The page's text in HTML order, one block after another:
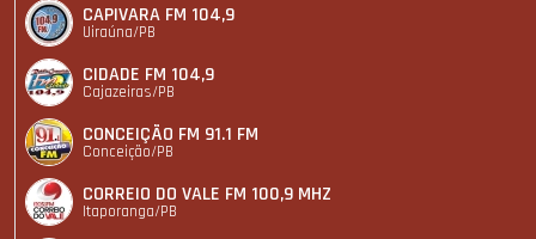
CAPIVARA FM 104,9
Uiraúna/PB
CIDADE FM 104,9
Cajazeiras/PB
CONCEIÇÃO FM 91.1 FM
Conceição/PB
CORREIO DO VALE FM 100,9 MHZ
Itaporanga/PB